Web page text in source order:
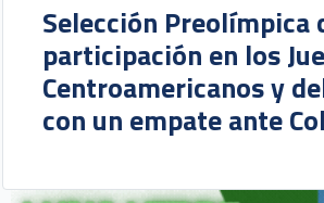
Selección Preolímpica
participación en los
Centroamericanos y
con un empate ante